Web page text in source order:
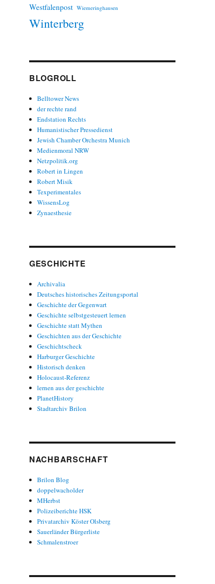
Westfalenpost Wiemeringhausen
Winterberg
BLOGROLL
Belltower News
der rechte rand
Endstation Rechts
Humanistischer Pressedienst
Jewish Chamber Orchestra Munich
Medienmoral NRW
Netzpolitik.org
Robert in Lingen
Robert Misik
Texperimentales
WissensLog
Zynaesthesie
GESCHICHTE
Archivalia
Deutsches historisches Zeitungsportal
Geschichte der Gegenwart
Geschichte selbstgesteuert lernen
Geschichte statt Mythen
Geschichten aus der Geschichte
Geschichtscheck
Harburger Geschichte
Historisch denken
Holocaust-Referenz
lernen aus der geschichte
PlanetHistory
Stadtarchiv Brilon
NACHBARSCHAFT
Brilon Blog
doppelwacholder
MHerbst
Polizeiberichte HSK
Privatarchiv Köster Olsberg
Sauerländer Bürgerliste
Schmalenstroer